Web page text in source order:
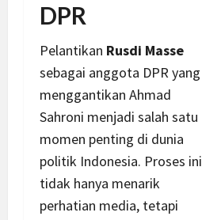
DPR
Pelantikan Rusdi Masse
sebagai anggota DPR yang
menggantikan Ahmad
Sahroni menjadi salah satu
momen penting di dunia
politik Indonesia. Proses ini
tidak hanya menarik
perhatian media, tetapi